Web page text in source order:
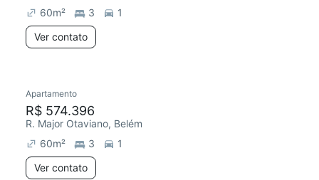
60m² 3
1
Ver contato
Apartamento
R$ 574.396
R. Major Otaviano, Belém
60m² 3
1
Ver contato